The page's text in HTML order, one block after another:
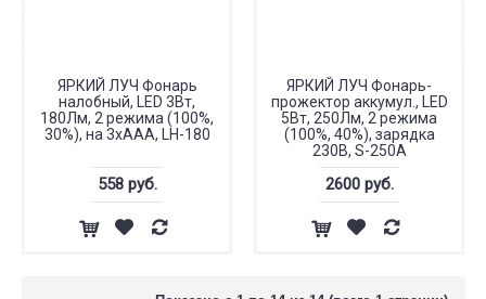
ЯРКИЙ ЛУЧ Фонарь
налобный, LED 3Вт,
180Лм, 2 режима (100%,
30%), на 3хААА, LH-180
558 руб.
ЯРКИЙ ЛУЧ Фонарь-
прожектор аккумул., LED
5Вт, 250Лм, 2 режима
(100%, 40%), зарядка
230В, S-250A
2600 руб.